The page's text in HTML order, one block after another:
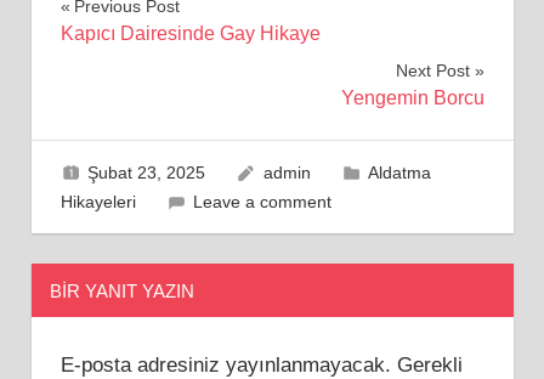
Yazı
Previous Post
Kapıcı Dairesinde Gay Hikaye
Next Post
Yengemin Borcu
Şubat 23, 2025 admin
Aldatma
Hikayeleri
Leave a comment
BIR YANIT YAZIN
E-posta adresiniz yayınlanmayacak. Gerekli